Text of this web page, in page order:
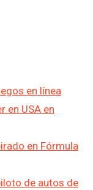
en línea
en USA en
en Fórmula
de autos de